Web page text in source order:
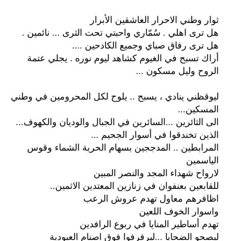
ثوار وطني الاحرار العاشقين الأبرار
هل ترى اهلي . سُمّاري واحبتي تحت الثرى ... نائمين .
هل ترى رفاق صباي وجميع الكادحين ....
أراك تسبح في الغيوم كشاهد ليوم نوره . يجلي عتمة
الروح وليل مسكون ...
ليوقظني ينادي ، يسبح .. يلوح لكل المحرومين في وطني
المسكين...
الى الثائرين ...السائرين في الجبال والوديان والكهوف...
الذين تخندقوا في أسوار الجحيم ...
المرابطين .. المدججين بسهام الحرية الشماء وقوس
الياسمين
لارواح شهداء المجد والنصر المبين
للقابعين بعنفوان في زنازين المعتدين الاثمين..
اظافرهم معاول تهدم عروش الرعب
واسوار الخوف اللعين
تهدم أساطير المنايا في ربوع الرافدين
ليصحو الضحايا ...ليرفرفوا فوق اصنام العبودية